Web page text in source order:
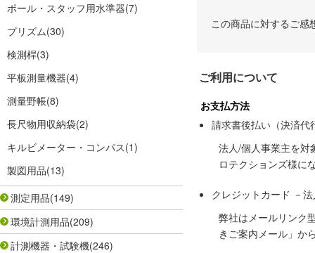
ポール・スタッフ用水準器(7)
プリズム(30)
検測桿(3)
平板測量機器(4)
測量野帳(8)
長尺物用収納袋(2)
キルビメーター・コンパス(1)
製図用品(13)
測定用品(149)
環境計測用品(209)
計測機器・試験機(246)
この商品に対するご感
ご利用について
お支払方法
請求書後払い（決済代
法人/個人事業主を対
ロテクションズ様に
クレジットカード －
弊社はメールリンク
きご案内メール」か